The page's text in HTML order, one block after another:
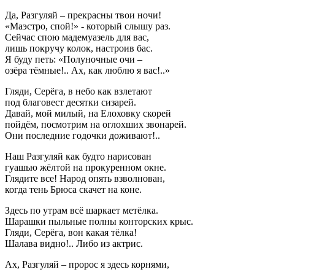
Да, Разгуляй – прекрасны твои ночи!
«Маэстро, спой!» - который слышу раз.
Сейчас спою мадемуазель для вас,
лишь покручу колок, настроив бас.
Я буду петь: «Полуночные очи –
озёра тёмные!.. Ах, как люблю я вас!..»
Гляди, Серёга, в небо как взлетают
под благовест десятки сизарей.
Давай, мой милый, на Елоховку скорей
пойдём, посмотрим на оглохших звонарей.
Они последние годочки доживают!..
Наш Разгуляй как будто нарисован
гуашью жёлтой на прокуренном окне.
Глядите все! Народ опять взволнован,
когда тень Брюса скачет на коне.
Здесь по утрам всё шаркает метёлка.
Шарашки пыльные полны конторских крыс.
Гляди, Серёга, вон какая тёлка!
Шалава видно!.. Либо из актрис.
Ах, Разгуляй – пророс я здесь корнями,